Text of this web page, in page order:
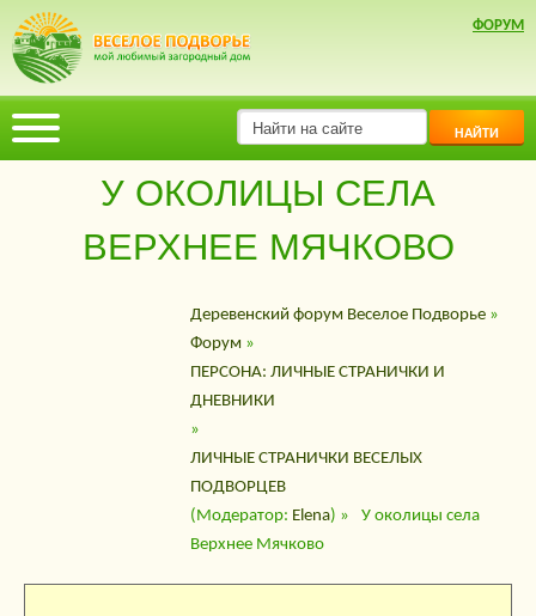
ФОРУМ
НАЙТИ
У ОКОЛИЦЫ СЕЛА
ВЕРХНЕЕ МЯЧКОВО
Деревенский форум Веселое Подворье»
Форум »
ПЕРСОНА: ЛИЧНЫЕ СТРАНИЧКИ И
ДНЕВНИКИ
»
ЛИЧНЫЕ СТРАНИЧКИ ВЕСЕЛЫХ
ПОДВОРЦЕВ
(Модератор: Elena) »
У околицы села
Верхнее Мячково